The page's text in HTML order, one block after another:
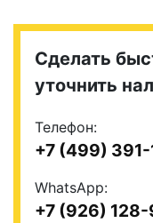
Сделать
уточнить
Телефон:
+7 (499)
WhatsApp:
+7 (926)